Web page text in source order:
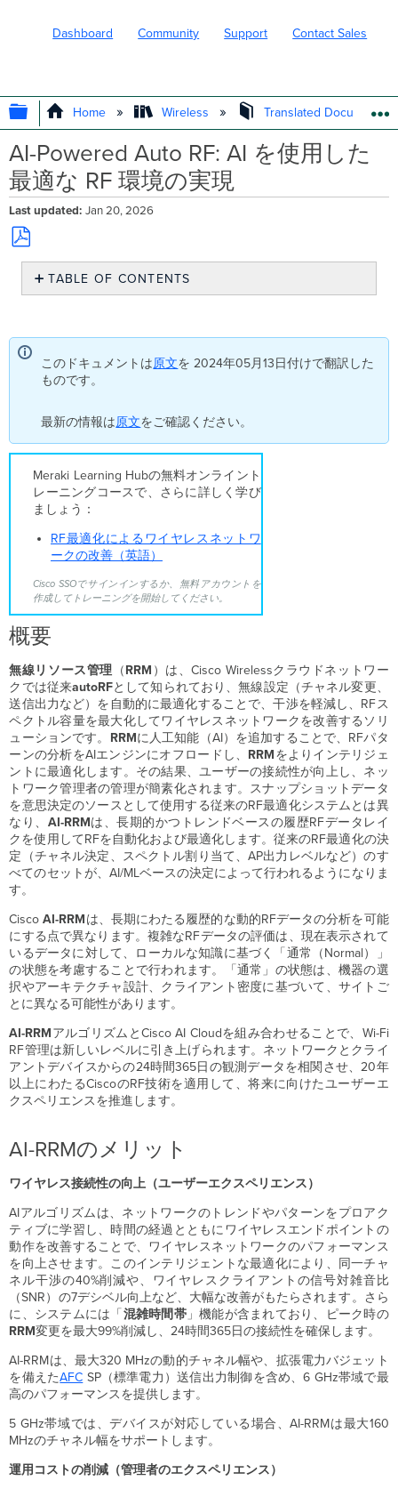
Dashboard Community Support Contact Sales
EXPAND/COLLAPSE GLOBAL
Home Wireless Translated Documents
AI-Powered Auto RF: AI を使用した
最適な RF 環境の実現
Last updated Jan 20, 2026
Save
PDF
TABLE OF CONTENTS
AI-
RRM
の
メ
ッ
ト
RRM
の
有
化
方
法
Flexible
Radio
Assignment
Channel
Planning（AI
チ
ャ
ネ
ル
プ
ラ
ン
ニ
ン
グ）
混
間
帯
電
波
設
定
（Radio
Settings）
の
概
要
ジ
RF
ダ
ッ
シ
ュ
ボ
ー
ド
サ
マ
ー
（Summary）
RF
パ
フ
ー
このドキュメントは原文を 2024年05月13日付けで翻訳した
ものです。
最新の情報は原文をご確認ください。
Meraki Learning Hubの無料オンライント
レーニングコースで、さらに詳しく学び
ましょう：
RF最適化によるワイヤレスネットワ
ークの改善（英語）
Cisco SSOでサインインするか、無料アカウントを
作成してトレーニングを開始してください。
概要
無線リソース管理 （RRM ）は、Cisco Wirelessクラウドネットワー
クでは従来autoRFとして知られており、無線設定（チャネル変更、
送信出力など）を自動的に最適化することで、干渉を軽減し、RFス
ペクトル容量を最大化してワイヤレスネットワークを改善するソリ
ューションです。 RRMに人工知能（AI）を追加することで、RFパタ
ーンの分析をAIエンジンにオフロードし、 RRMをよりインテリジェ
ントに最適化します。その結果、ユーザーの接続性が向上し、ネッ
トワーク管理者の管理が簡素化されます。スナップショットデータ
を意思決定のソースとして使用する従来のRF最適化システムとは異
なり、 AI-RRMは、長期的かつトレンドベースの履歴RFデータレイ
クを使用してRFを自動化および最適化します。従来のRF最適化の決
定（チャネル決定、スペクトル割り当て、AP出力レベルなど）のす
べてのセットが、AI/MLベースの決定によって行われるようになりま
す。
CiscoAI-RRMは、長期にわたる履歴的な動的RFデータの分析を可能
にする点で異なります。複雑なRFデータの評価は、現在表示されて
いるデータに対して、ローカルな知識に基づく「通常（Normal）」
の状態を考慮することで行われます。「通常」の状態は、機器の選
択やアーキテクチャ設計、クライアント密度に基づいて、サイトご
とに異なる可能性があります。
AI-RRMアルゴリズムとCisco AI Cloudを組み合わせることで、Wi-Fi
RF管理は新しいレベルに引き上げられます。ネットワークとクライ
アントデバイスからの24時間365日の観測データを相関させ、20年
以上にわたるCiscoのRF技術を適用して、将来に向けたユーザーエ
クスペリエンスを推進します。
AI-RRMのメリット
ワイヤレス接続性の向上（ユーザーエクスペリエンス）
AIアルゴリズムは、ネットワークのトレンドやパターンをプロアク
ティブに学習し、時間の経過とともにワイヤレスエンドポイントの
動作を改善することで、ワイヤレスネットワークのパフォーマンス
を向上させます。このインテリジェントな最適化により、同一チャ
ネル干渉の40%削減や、ワイヤレスクライアントの信号対雑音比
（SNR）の7デシベル向上など、大幅な改善がもたらされます。さら
に、システムには「混雑時間帯」機能が含まれており、ピーク時の
RRM変更を最大99%削減し、24時間365日の接続性を確保します。
AI-RRMは、最大320 MHzの動的チャネル幅や、拡張電力バジェット
を備えたAFC SP（標準電力）送信出力制御を含め、6 GHz帯域で最
高のパフォーマンスを提供します。
5 GHz帯域では、デバイスが対応している場合、AI-RRMは最大160
MHzのチャネル幅をサポートします。
運用コストの削減（管理者のエクスペリエンス）